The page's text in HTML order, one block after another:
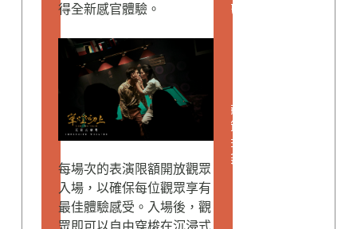
得全新感官體驗。
每場次的表演限額開放觀眾
入場，以確保每位觀眾享有
最佳體驗感受。入場後，觀
訊
時
尚
生
活